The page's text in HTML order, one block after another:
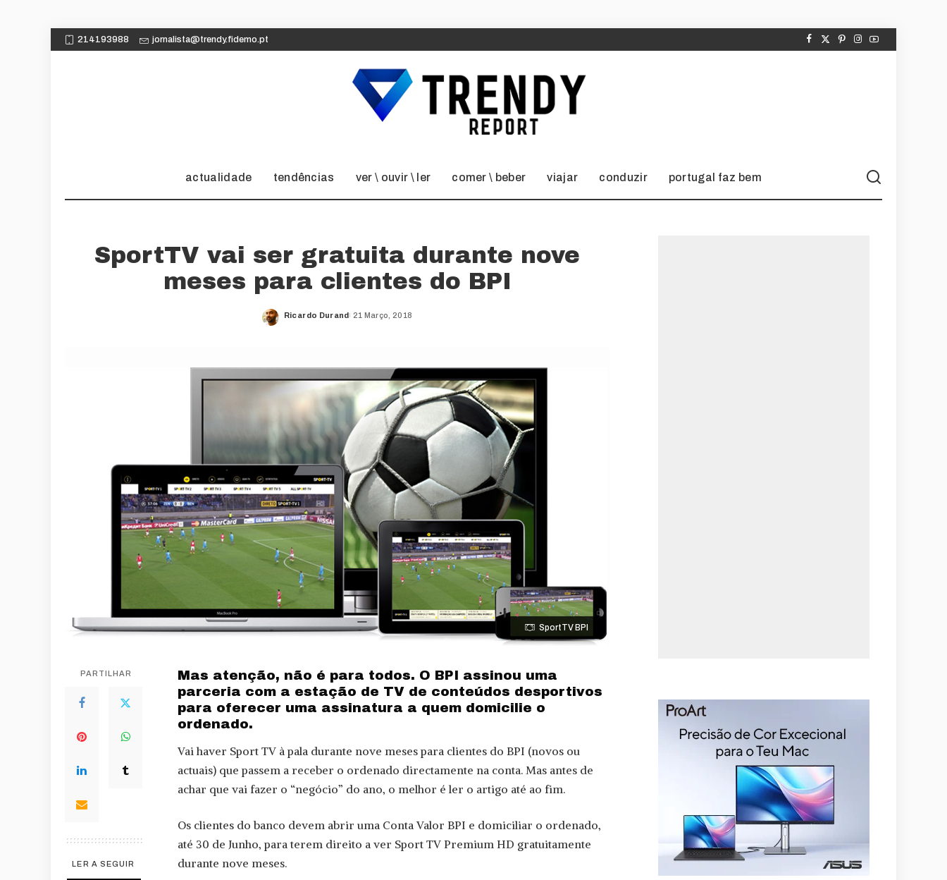
214193988 jornalista@trendy.fidemo.pt
actualidade tendências ver \ ouvir \ ler comer \ beber viajar conduzir portugal faz bem
SportTV vai ser gratuita durante nove
meses para clientes do BPI
Posted
Ricardo Durand 21 Março, 2018
SportTV BPI
PARTILHAR
LER A SEGUIR
Mas atenção, não é para todos. O BPI assinou uma
parceria com a estação de TV de conteúdos desportivos
para oferecer uma assinatura a quem domicilie o
ordenado.
Vai haver Sport TV à pala durante nove meses para clientes do BPI (novos ou
actuais) que passem a receber o ordenado directamente na conta. Mas antes de
achar que vai fazer o “negócio” do ano, o melhor é ler o artigo até ao fim.
Os clientes do banco devem abrir uma Conta Valor BPI e domiciliar o ordenado,
até 30 de Junho, para terem direito a ver Sport TV Premium HD gratuitamente
durante nove meses.